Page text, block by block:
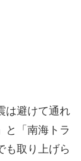
は避けて通れ
と「南海トラ
も取り上げら